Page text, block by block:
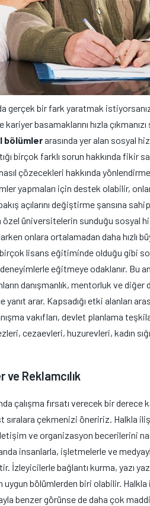
gerçek bir fark yaratmak
basamaklarını hızla
bölümlerarasında yer alan sosyal
birçok farklı sorun hakkında fikir
çözecekleri hakkında
yapmaları için destek olabilir,
açılarını değiştirme şansına
özel üniversitelerin sunduğu sosyal
onlara ortalamadan daha hızlı
birçok lisans eğitiminde olduğu gibi
eğitmeye odaklanır. Bu
danışmanlık, mentorluk ve
yanıt arar. Kapsadığı etki alanları
vakıfları, devlet planlama
cezaevleri, huzurevleri, kadın
ve Reklamcılık
çalışma fırsatı verecek bir derece
çekmenizi öneririz. Halkla
ve organizasyon becerilerini
insanlarla, işletmelerle ve
İzleyicilerle bağlantı kurma, yazı
bölümlerden biri olabilir. Halkla
benzer görünse de daha çok